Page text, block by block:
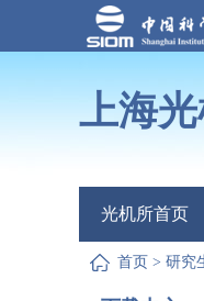
上海
光机所首页
首页 > 研究